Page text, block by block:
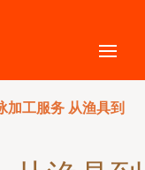
加工服务 从渔具到